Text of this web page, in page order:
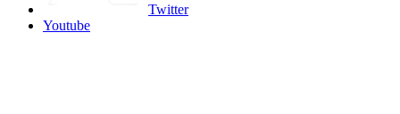
Twitter
Youtube